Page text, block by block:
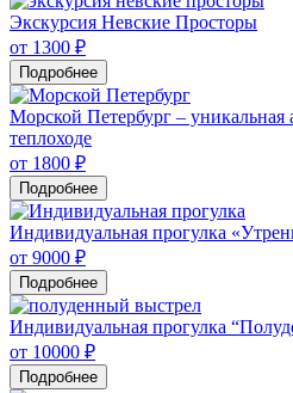
Экскурсия Невские Просторы
от 1300 ₽
Подробнее
Морской Петербург – уникальная
теплоходе
от 1800 ₽
Подробнее
Индивидуальная прогулка
от 9000 ₽
Подробнее
Индивидуальная прогулка
от 10000 ₽
Подробнее